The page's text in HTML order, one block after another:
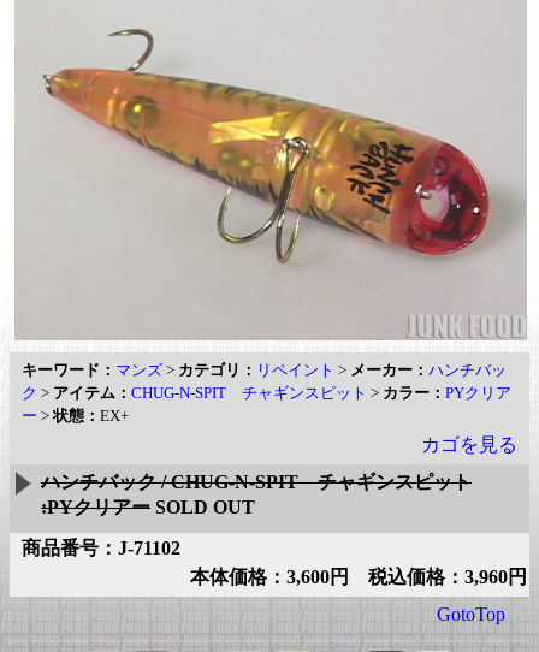
キーワード： マンズ > カテゴリ： リペイント > メーカー： ハンチバッ
ク > アイテム： CHUG-N-SPIT チャギンスピット > カラー： PYクリア
ー >状態： EX+
カゴを見る
ハンチバック / CHUG-N-SPIT チャギンスピット
:PYクリアー SOLD OUT
商品番号：J-71102
本体価格：3,600円 税込価格：3,960円
GotoTop